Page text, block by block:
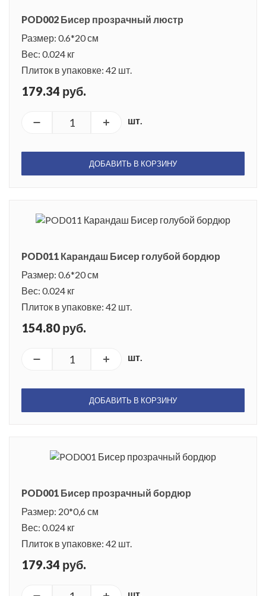
POD002 Бисер прозрачный люстр
Размер: 0.6*20 см
Вес: 0.024 кг
Плиток в упаковке: 42 шт.
179.34 руб.
шт.
ДОБАВИТЬ В КОРЗИНУ
POD011 Карандаш Бисер голубой бордюр
Размер: 0.6*20 см
Вес: 0.024 кг
Плиток в упаковке: 42 шт.
154.80 руб.
шт.
ДОБАВИТЬ В КОРЗИНУ
POD001 Бисер прозрачный бордюр
Размер: 20*0,6 см
Вес: 0.024 кг
Плиток в упаковке: 42 шт.
179.34 руб.